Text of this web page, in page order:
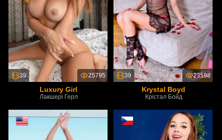
39 25795
Luxury Girl
Лакшері Герл
39 23598
Krystal Boyd
Крістал Бойд